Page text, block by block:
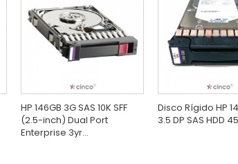
HP 146GB 3G SAS 10K SFF
(2.5-inch) Dual Port
Enterprise 3yr...
Disco Rígido HP
3.5 DP SAS HDD